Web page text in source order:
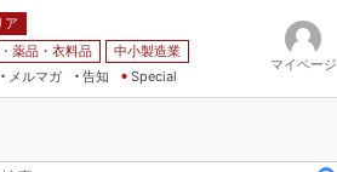
ア
薬品・衣料品
中小製造業
メルマガ
告知 Special
マイページ